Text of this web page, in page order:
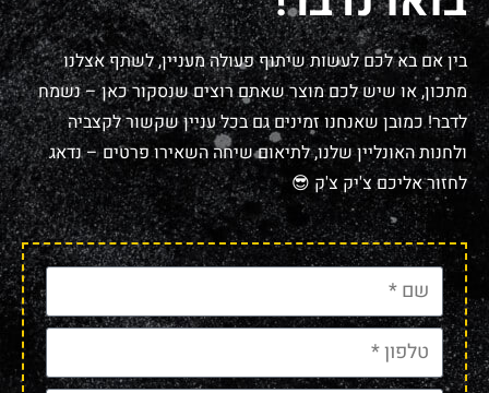
בין אם בא לכם לעשות שיתוף פעולה מעניין, לשתף אצלנו
מתכון, או שיש לכם מוצר שאתם רוצים שנסקור כאן – נשמח
לדבר! כמובן שאנחנו זמינים גם בכל עניין שקשור לקצביה
ולחנות האונליין שלנו, לתיאום שיחה השאירו פרטים – נדאג
לחזור אליכם צ'יק צ'ק 😎